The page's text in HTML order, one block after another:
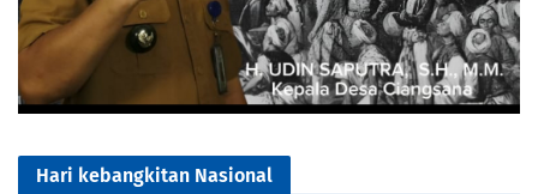
Hari kebangkitan Nasional